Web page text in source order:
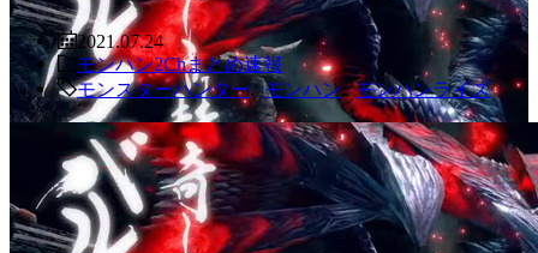
2021.07.24
モンハン2Chまとめ速報
モンスターハンター,モンハン,モンハンライズ